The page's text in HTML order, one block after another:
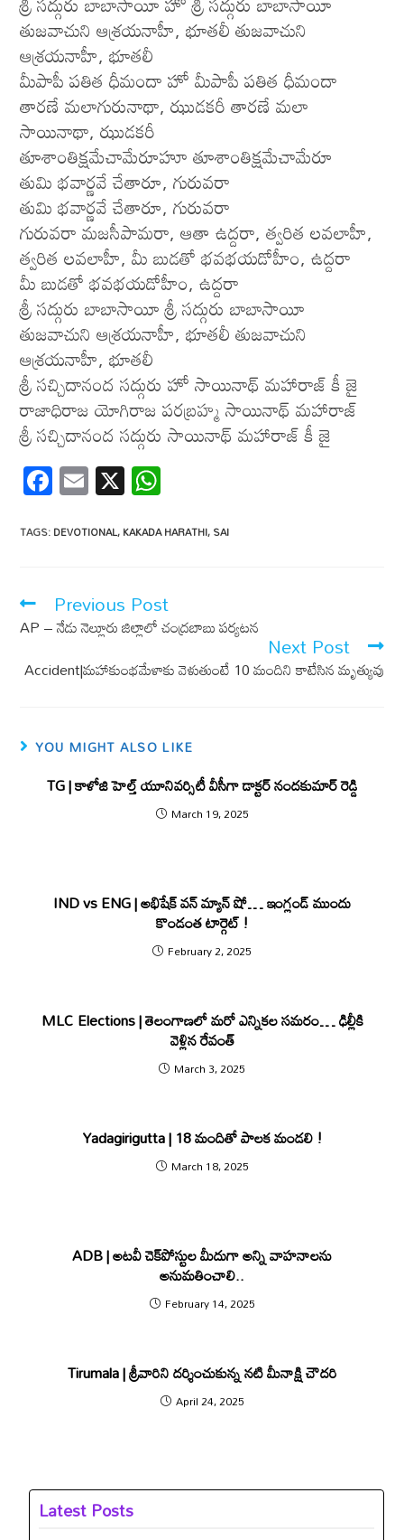
తుజవాచుని ఆశ్రయనాహీ, భూతలీ తుజవాచుని
ఆశ్రయనాహీ, భూతలీ
మీపాపీ పతిత ధీమందా హో మీపాపీ పతిత ధీమందా
తారణే మలాగురునాథా, ఝుడకరీ తారణే మలా
సాయినాథా, ఝుడకరీ
తూశాంతిక్షమేచామేరూహూ తూశాంతిక్షమేచామేరూ
తుమి భవార్ణవే చేతారూ, గురువరా
తుమి భవార్ణవే చేతారూ, గురువరా
గురువరా మజసీపామరా, ఆతా ఉద్దరా, త్వరిత లవలాహీ,
త్వరిత లవలాహీ, మీ బుడతో భవభయడోహీం, ఉద్దరా
మీ బుడతో భవభయడోహీం, ఉద్దరా
శ్రీ సద్గురు బాబాసాయీ శ్రీ సద్గురు బాబాసాయీ
తుజవాచుని ఆశ్రయనాహీ, భూతలీ తుజవాచుని
ఆశ్రయనాహీ, భూతలీ
శ్రీ సచ్చిదానంద సద్గురు హో సాయినాథ్ మహారాజ్ కీ జై
రాజాధిరాజ యోగిరాజ పరబ్రహ్మ సాయినాథ్ మహారాజ్
శ్రీ సచ్చిదానంద సద్గురు సాయినాథ్ మహారాజ్ కీ జై
F
ac
e
o
o
k
E
m
ail
X
at
A
p
p
TAGS:DEVOTIONAL,KAKADA HARATHI,SAI
Previous Post
AP – నేడు నెల్లూరు జిల్లాలో చంద్రబాబు పర్యటన
Next Post
Accident|మహాకుంభమేళాకు వెళుతుంటే 10 మందిని కాటేసిన మృత్యువు
YOU MIGHT ALSO LIKE
TG | కాళోజి హెల్త్ యూనివర్సిటీ వీసీగా డాక్టర్ నందకుమార్ రెడ్డి
March 19, 2025
IND vs ENG | అభిషేక్ వ‌న్ మ్యాన్ షో… ఇంగ్లండ్ ముందు
కొండంత టార్గెట్ !
February 2, 2025
MLC Elections | తెలంగాణలో మరో ఎన్నిక‌ల స‌మ‌రం… ఢిల్లీకి
వెళ్లిన రేవంత్
March 3, 2025
Yadagirigutta | 18 మందితో పాలక మండలి !
March 18, 2025
ADB | అటవీ చెక్‌పోస్టుల మీదుగా అన్ని వాహనాలను
అనుమతించాలి..
February 14, 2025
Tirumala | శ్రీవారిని దర్శించుకున్న నటి మీనాక్షి చౌదరి
April 24, 2025
Latest Posts